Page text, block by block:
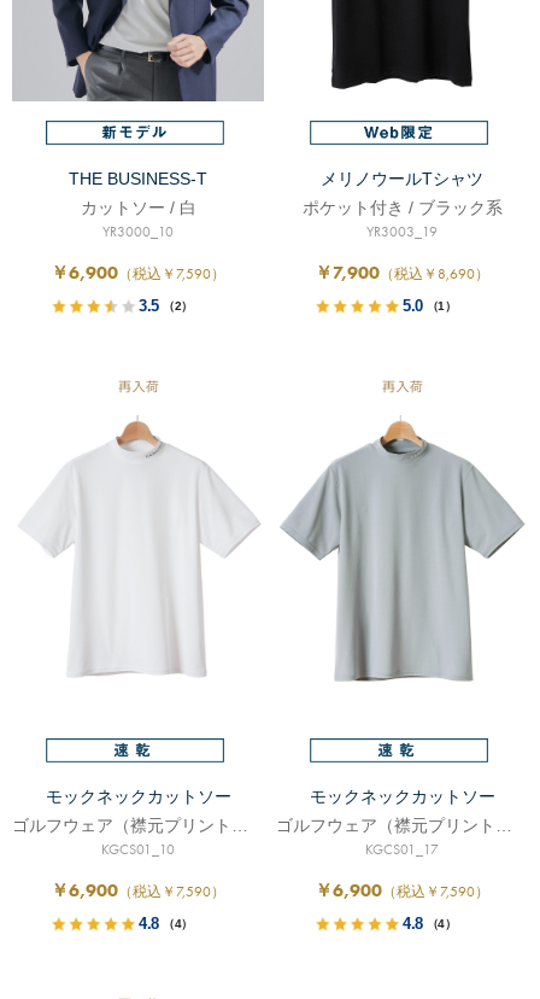
THE BUSINESS-T
カットソー / 白
YR3000_10
￥6,900 （税込￥7,590）
3.5 （2）
メリノウールTシャツ
ポケット付き / ブラック系
YR3003_19
￥7,900 （税込￥8,690）
5.0 （1）
モックネックカットソー
KGCS01_10
￥6,900 （税込￥7,590）
4.8 （4）
モックネックカットソー
KGCS01_17
￥6,900 （税込￥7,590）
4.8 （4）